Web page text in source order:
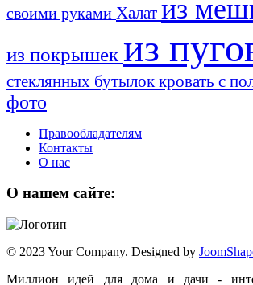
своими руками Халат из
из покрышек из
стеклянных бутылок кровать с
фото
Правообладателям
Контакты
О нас
О нашем сайте:
© 2023 Your Company. Designed by
Миллион идей для дома и дачи -